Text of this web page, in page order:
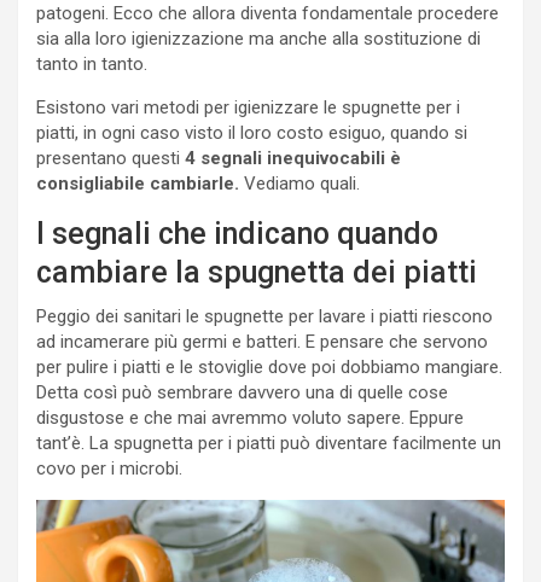
patogeni. Ecco che allora diventa fondamentale procedere
sia alla loro igienizzazione ma anche alla sostituzione di
tanto in tanto.
Esistono vari metodi per igienizzare le spugnette per i
piatti, in ogni caso visto il loro costo esiguo, quando si
presentano questi 4 segnali inequivocabili è
consigliabile cambiarle. Vediamo quali.
I segnali che indicano quando
cambiare la spugnetta dei piatti
Peggio dei sanitari le spugnette per lavare i piatti riescono
ad incamerare più germi e batteri. E pensare che servono
per pulire i piatti e le stoviglie dove poi dobbiamo mangiare.
Detta così può sembrare davvero una di quelle cose
disgustose e che mai avremmo voluto sapere. Eppure
tant’è. La spugnetta per i piatti può diventare facilmente un
covo per i microbi.